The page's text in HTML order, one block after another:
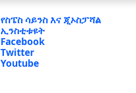
የስፔስ ሳይንስ እና ጂኦስፓሻል
ኢንስቲቱዩት
Facebook
Twitter
Youtube